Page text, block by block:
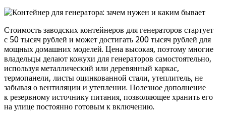
Стоимость заводских контейнеров для генераторов стартует
с 50 тысяч рублей и может достигать 200 тысяч рублей для
мощных домашних моделей. Цена высокая, поэтому многие
владельцы делают кожухи для генераторов самостоятельно,
используя металлический или деревянный каркас,
термопанели, листы оцинкованной стали, утеплитель, не
забывая о вентиляции и утеплении. Полезное дополнение
к резервному источнику питания, позволяющее хранить его
на улице постоянно готовым к включению.